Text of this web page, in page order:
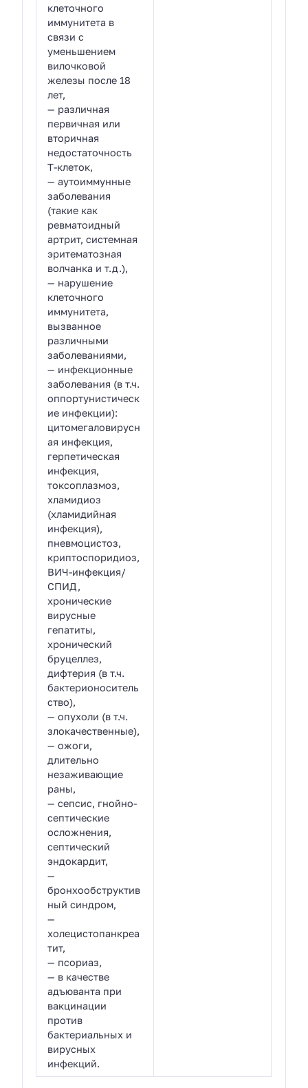
клеточного
иммунитета в
связи с
уменьшением
вилочковой
железы после 18
лет,
— различная
первичная или
вторичная
недостаточность
Т-клеток,
— аутоиммунные
заболевания
(такие как
ревматоидный
артрит, системная
эритематозная
волчанка и т.д.),
— нарушение
клеточного
иммунитета,
вызванное
различными
заболеваниями,
— инфекционные
заболевания (в т.ч.
оппортунистическ
ие инфекции):
цитомегаловирусн
ая инфекция,
герпетическая
инфекция,
токсоплазмоз,
хламидиоз
(хламидийная
инфекция),
пневмоцистоз,
криптоспоридиоз,
ВИЧ-инфекция/
СПИД,
хронические
вирусные
гепатиты,
хронический
бруцеллез,
дифтерия (в т.ч.
бактерионоситель
ство),
— опухоли (в т.ч.
злокачественные),
— ожоги,
длительно
незаживающие
раны,
— сепсис, гнойно-
септические
осложнения,
септический
эндокардит,
—
бронхообструктив
ный синдром,
—
холецистопанкреа
тит,
— псориаз,
— в качестве
адъюванта при
вакцинации
против
бактериальных и
вирусных
инфекций.